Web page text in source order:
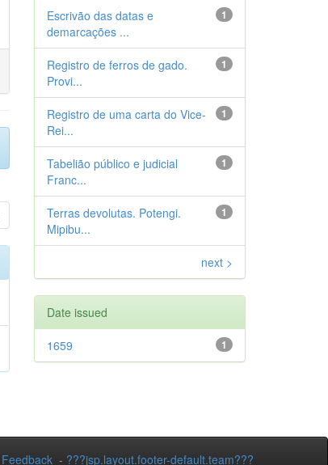
1
Escrivão das datas e
demarcações ...
1
Registro de ferros de gado.
Provi...
1
Registro de uma carta do Vice-
Rei...
1
Tabelião público e judicial
Franc...
1
Terras devolutas. Potengi.
Mipibu...
next >
Date issued
1
1659
Feedback - ???jsp.layout.footer-default.team???